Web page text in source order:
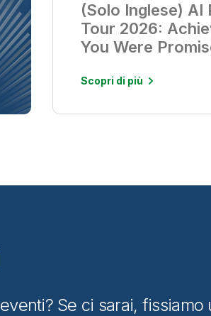
(Solo Inglese) AI
Tour 2026:
You Were
Scopri di più
Se ci sarai,